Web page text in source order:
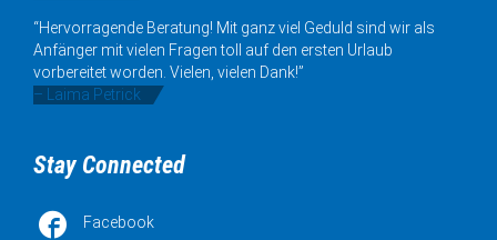
“Hervorragende Beratung! Mit ganz viel Geduld sind wir als
Anfänger mit vielen Fragen toll auf den ersten Urlaub
vorbereitet worden. Vielen, vielen Dank!”
– Laima Petrick
Stay Connected
 Facebook